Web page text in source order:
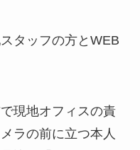
タッフの方とWEB
現地オフィスの責
ラの前に立つ本人